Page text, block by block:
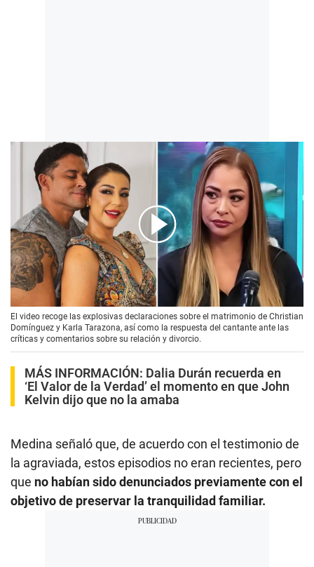
02:36
El video recoge las explosivas declaraciones sobre el matrimonio de Christian
Domínguez y Karla Tarazona, así como la respuesta del cantante ante las
críticas y comentarios sobre su relación y divorcio.
MÁS INFORMACIÓN: Dalia Durán recuerda en
‘El Valor de la Verdad’ el momento en que John
Kelvin dijo que no la amaba
Medina señaló que, de acuerdo con el testimonio de
la agraviada, estos episodios no eran recientes, pero
que no habían sido denunciados previamente con el
objetivo de preservar la tranquilidad familiar.